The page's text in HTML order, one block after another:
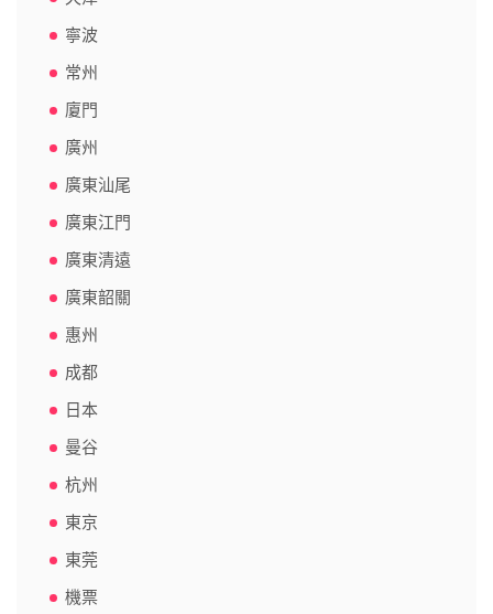
寧波
常州
廈門
廣州
廣東汕尾
廣東江門
廣東清遠
廣東韶關
惠州
成都
日本
曼谷
杭州
東京
東莞
機票